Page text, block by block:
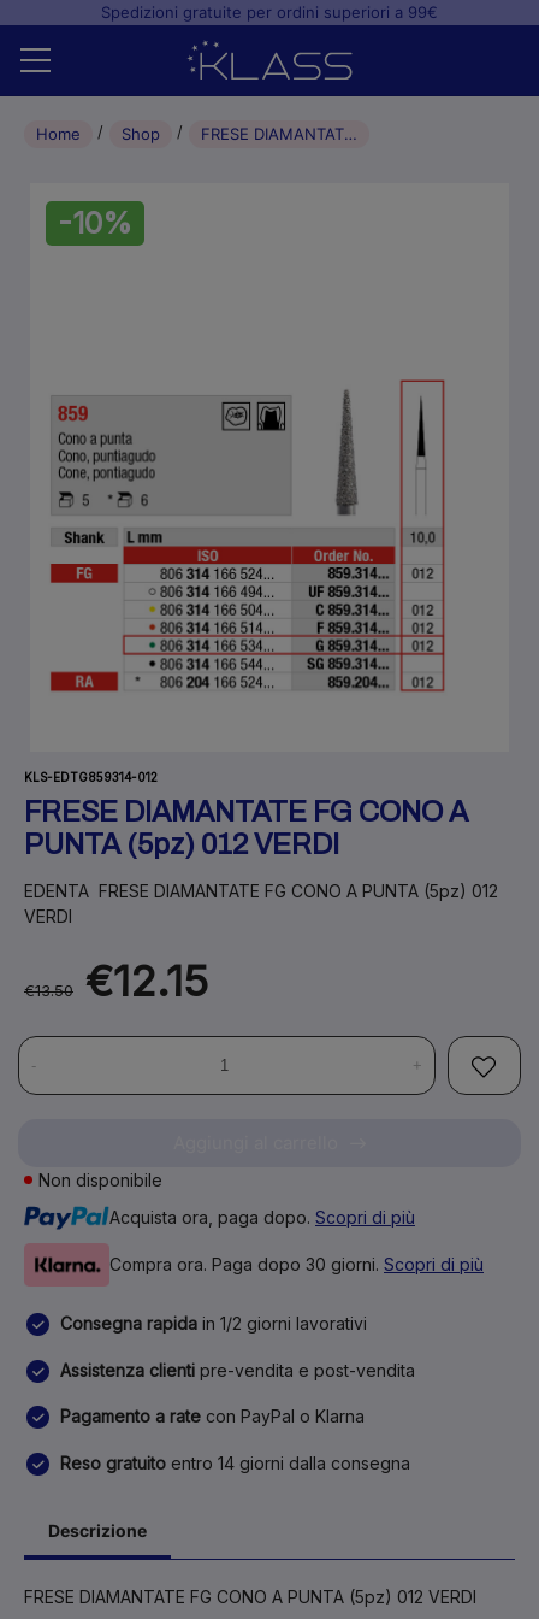
Spedizioni gratuite per ordini superiori a 99€
Home
Studio odontoiatrico
Home Shop FRESE DIAMANTATE FG CONO A PUNTA (5pz) 012 VERDI
-10%
KLS-EDTG859314-012
FRESE DIAMANTATE FG CONO A
PUNTA (5pz) 012 VERDI
EDENTA FRESE DIAMANTATE FG CONO A PUNTA (5pz) 012
VERDI
€13.50 €12.15
- +
Non disponibile
Acquista ora, paga dopo. Scopri di più
Compra ora. Paga dopo 30 giorni. Scopri di più
Consegna rapida in 1/2 giorni lavorativi
Assistenza clienti pre-vendita e post-vendita
Pagamento a rate con PayPal o Klarna
Reso gratuito entro 14 giorni dalla consegna
Descrizione
FRESE DIAMANTATE FG CONO A PUNTA (5pz) 012 VERDI